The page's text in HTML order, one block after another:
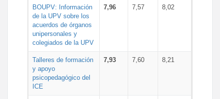
BOUPV: Información
de la UPV sobre los
acuerdos de órganos
unipersonales y
colegiados de la UPV
7,96 7,57 8,02
Talleres de formación
y apoyo
psicopedagógico del
ICE
7,93 7,60 8,21